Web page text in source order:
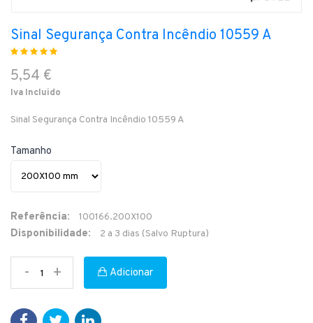
Sinal Segurança Contra Incêndio 10559 A
5,54 €
Iva Incluido
Sinal Segurança Contra Incêndio 10559 A
Tamanho
Referência: 100166.200X100
Disponibilidade: 2 a 3 dias (Salvo Ruptura)
- + Adicionar